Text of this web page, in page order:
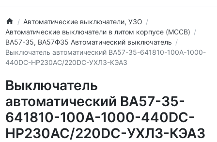
Автоматические выключатели, УЗО
Автоматические выключатели в литом корпусе (MCCB)
ВА57-35, ВА57Ф35 Автоматический выключатель
Выключатель автоматический ВА57-35-641810-100А-1000-
440DC-НР230AC/220DC-УХЛ3-КЭАЗ
Выключатель
автоматический ВА57-35-
641810-100А-1000-440DC-
НР230AC/220DC-УХЛ3-КЭАЗ